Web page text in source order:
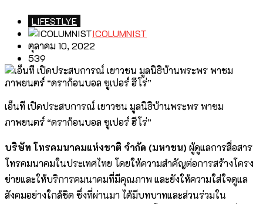
LIFESTLYE
ICOLUMNIST
ตุลาคม 10, 2022
539
เอ็นที เปิดประสบการณ์ เยาวชน มูลนิธิบ้านพระพร พาชม
ภาพยนตร์ “ดราก้อนบอล ซูเปอร์ ฮีโร่”
บริษัท โทรคมนาคมแห่งชาติ จำกัด (มหาชน) ผู้ดูแลการสื่อสาร
โทรคมนาคมในประเทศไทย โดยให้ความสำคัญต่อการสร้างโครง
ข่ายและให้บริการคมนาคมที่มีคุณภาพ และยังให้ความใส่ใจดูแล
สังคมอย่างใกล้ชิด ซึ่งที่ผ่านมา ได้มีบทบาทและส่วนร่วมใน